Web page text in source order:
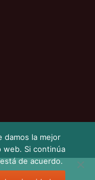
damos la mejor
web. Si continúa
de acuerdo.